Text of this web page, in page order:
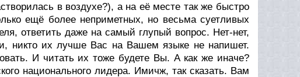
в воздухе?), а на её месте так же быстро
ещё более неприметных, но весьма суетливых
ответить даже на самый глупый вопрос. Hет-нет,
никто их лучше Вас на Вашем языке не напишет.
И читать их тоже будете Вы. А как же иначе?
национального лидера. Имичж, так сказать. Вам